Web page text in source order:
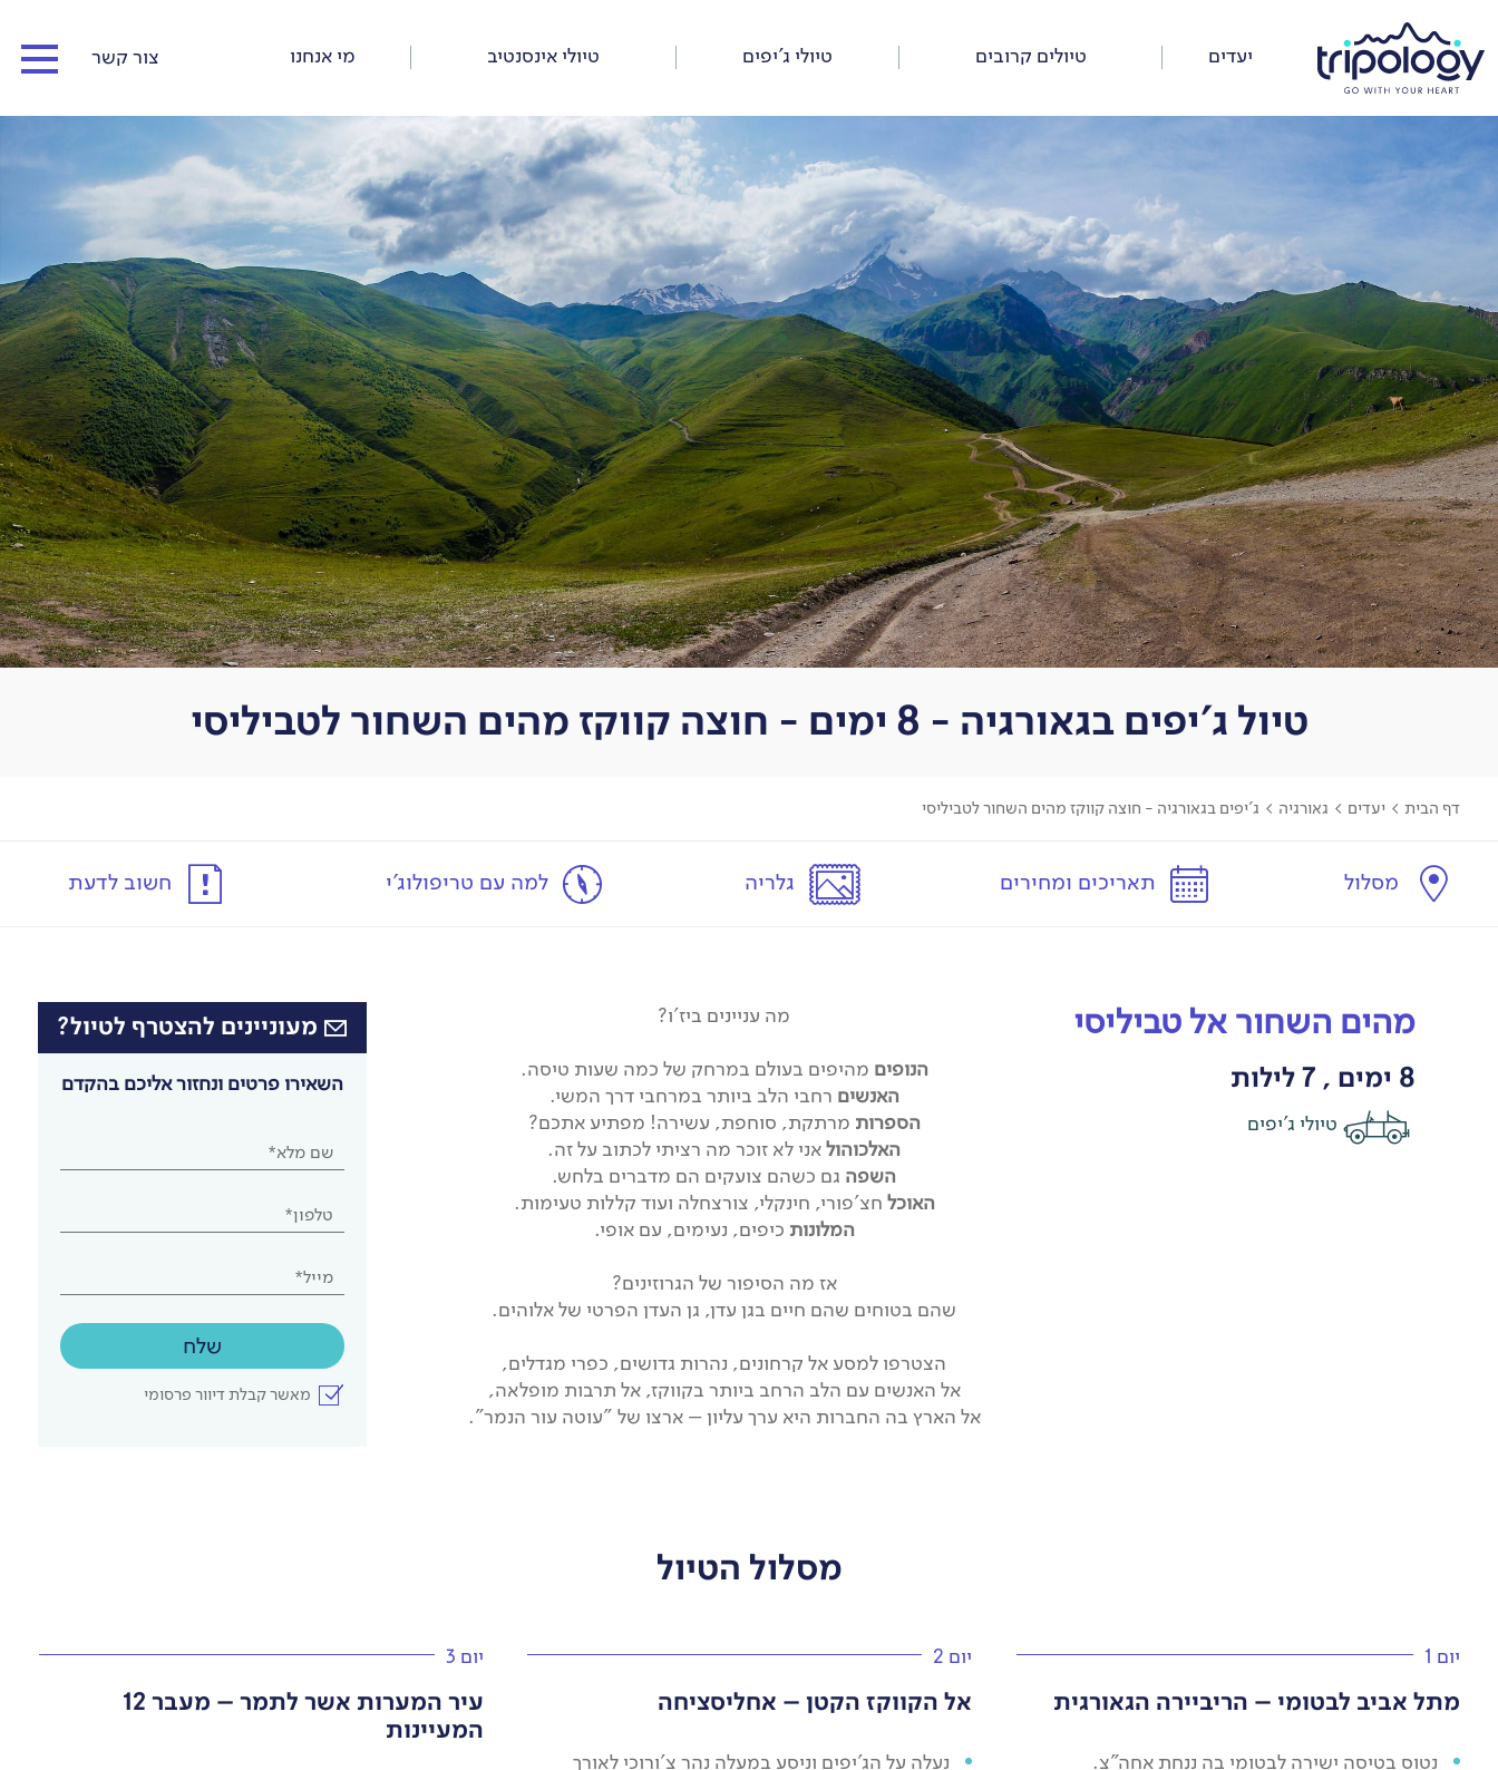
התפריט
יעדים טיולים קרובים טיולי ג’יפים טיולי אינסנטיב מי אנחנו צור קשר
המדריכים שלנו
כתבו עלינו
כתבות וסיפורי דרך
תנאי התקשרות ורישום
טיול ג'יפים בגאורגיה - 8 ימים - חוצה קווקז מהים השחור לטביליסי
דף הבית > יעדים > גאורגיה > ג'יפים בגאורגיה - חוצה קווקז מהים השחור לטביליסי
מסלול תאריכים ומחירים גלריה למה עם טריפולוג'י חשוב לדעת
מהים השחור אל טביליסי
8 ימים , 7 לילות
טיולי ג'יפים
מה עניינים ביז'ו?
הנופים מהיפים בעולם במרחק של כמה שעות טיסה.
האנשים רחבי הלב ביותר במרחבי דרך המשי.
הספרות מרתקת, סוחפת, עשירה! מפתיע אתכם?
האלכוהולאני לא זוכר מה רציתי לכתוב על זה.
השפה גם כשהם צועקים הם מדברים בלחש.
האוכל חצ'פורי, חינקלי, צורצחלה ועוד קללות טעימות.
המלונות כיפים, נעימים, עם אופי.
אז מה הסיפור של הגרוזינים?
שהם בטוחים שהם חיים בגן עדן, גן העדן הפרטי של אלוהים.
הצטרפו למסע אל קרחונים, נהרות גדושים, כפרי מגדלים,
אל האנשים עם הלב הרחב ביותר בקווקז, אל תרבות מופלאה,
אל הארץ בה החברות היא ערך עליון – ארצו של "עוטה עור הנמר".
מעוניינים להצטרף לטיול?
השאירו פרטים ונחזור אליכם בהקדם
שם מלא*
טלפון*
מייל*
מאשר קבלת דיוור פרסומי
שלח
מסלול הטיול
יום 1
מתל אביב לבטומי – הריביירה הגאורגית
נטוס בטיסה ישירה לבטומי בה ננחת אחה"צ.
יום 2
אל הקווקז הקטן – אחליסציחה
נעלה על הג'יפים וניסע במעלה נהר צ'ורוכי לאורך
יום 3
עיר המערות אשר לתמר – מעבר 12
המעיינות